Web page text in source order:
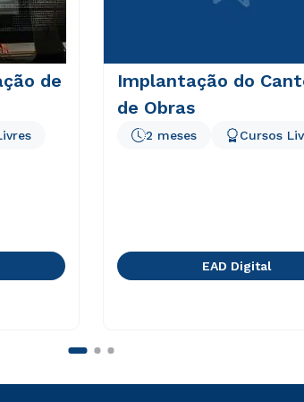
de
Implantação do
de Obras
2 meses Cursos
EAD Digital